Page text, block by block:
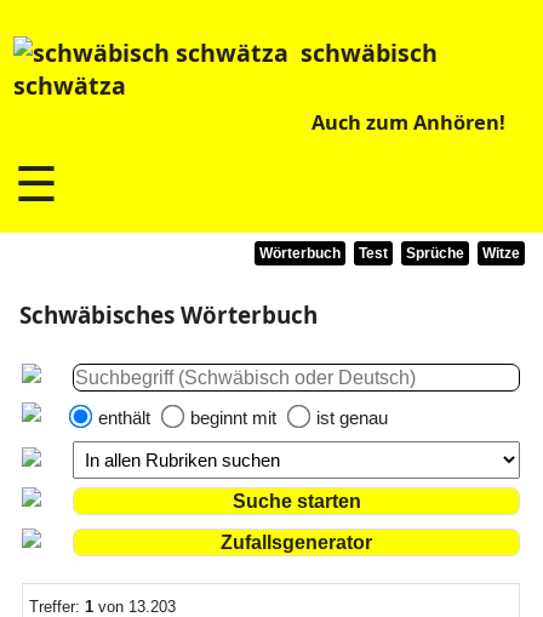
schwäbisch
schwätza
Auch zum Anhören!
☰
Wörterbuch Test Sprüche Witze
Schwäbisches Wörterbuch
enthält beginnt mit ist genau
Treffer: 1 von 13.203